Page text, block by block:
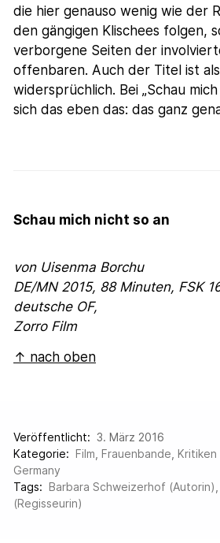
die hier genauso wenig wie der
den gängigen Klischees folgen,
verborgene Seiten der
offenbaren. Auch der Titel ist
widersprüchlich. Bei „Schau
sich das eben das: das ganz
Schau mich nicht so an
von Uisenma Borchu
DE/MN 2015, 88 Minuten, FSK
deutsche OF,
Zorro Film
↑ nach oben
Veröffentlicht: 3. März 2016
Kategorie: Film ,Frauenbande ,Kritiken
Germany
Tags: Barbara Schweizerhof (Autorin)
(Regisseurin)